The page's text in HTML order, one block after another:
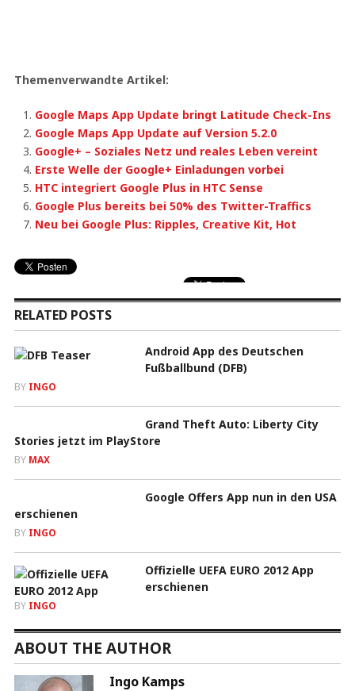
Themenverwandte Artikel:
Google Maps App Update bringt Latitude Check-Ins
Google Maps App Update auf Version 5.2.0
Google+ – Soziales Netz und reales Leben vereint
Erste Welle der Google+ Einladungen vorbei
HTC integriert Google Plus in HTC Sense
Google Plus bereits bei 50% des Twitter-Traffics
Neu bei Google Plus: Ripples, Creative Kit, Hot
RELATED POSTS
Android App des Deutschen
Fußballbund (DFB)
BY INGO
Grand Theft Auto: Liberty City
Stories jetzt im PlayStore
BY MAX
Google Offers App nun in den USA
erschienen
BY INGO
Offizielle UEFA EURO 2012 App
erschienen
BY INGO
ABOUT THE AUTHOR
Ingo Kamps